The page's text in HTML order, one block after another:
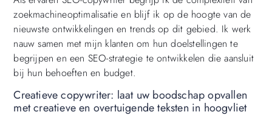
zoekmachineoptimalisatie en blijf ik op de hoogte van de
nieuwste ontwikkelingen en trends op dit gebied. Ik werk
nauw samen met mijn klanten om hun doelstellingen te
begrijpen en een SEO-strategie te ontwikkelen die aansluit
bij hun behoeften en budget.
Creatieve copywriter: laat uw boodschap opvallen
met creatieve en overtuigende teksten in hoogvliet